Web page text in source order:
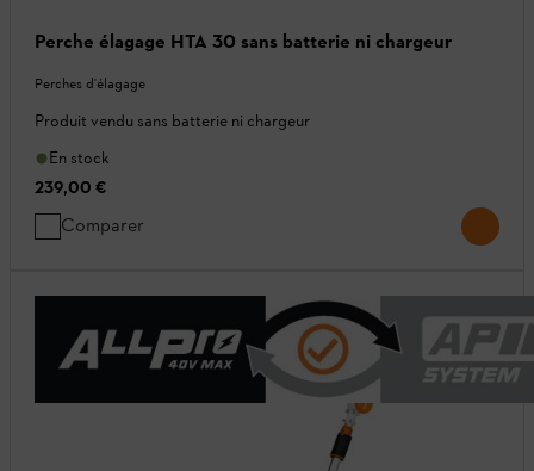
Perche élagage HTA 30 sans batterie ni chargeur
Perches d'élagage
Produit vendu sans batterie ni chargeur
En stock
239,00 €
Comparer